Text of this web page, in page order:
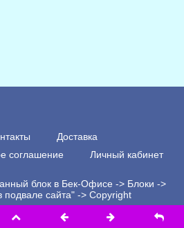
Доставка
соглашение
Личный кабинет
блок в Бек-Офисе -> Блоки ->
подвале сайта" -> Copyright